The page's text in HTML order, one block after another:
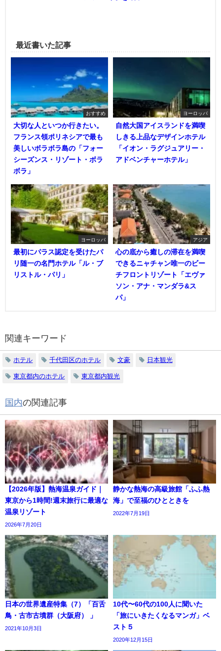
最近書いた記事
おすすめ
大切な人といつか行きたい。
フランス領ポリネシアで最も
美しいボラボラ島の「フォー
シーズンス・リゾート・ボラ
ボラ」
ヨーロッパ
自然大国アイスランドを満喫
しきる上品なデザインホテル
「イオン・ラグジュアリー・
アドベンチャーホテル」
ヨーロッパ
最初にパラス認定を受けたパ
リ随一の名門ホテル「ル・ブ
リストル・パリ」
アジア
心の底から癒しの滞在を満喫
できるニャチャン唯一のビー
チフロントリゾート「エヴァ
ソン・アナ・マンダラ&ス
パ」
関連キーワード
ホテル 千代田区のホテル 文豪 日本観光
東京都内のホテル 東京都内観光
国内の関連記事
【2026年版】熱海温泉ガイド｜
東京から1時間!週末旅行に最適な
温泉リゾート
2026年7月20日
静かな熱海の高級旅館「ふふ熱
海」で至福のひとときを
2022年7月19日
日本の世界遺産特集（7）「百舌
鳥・古市古墳群（大阪府） 」
2021年10月3日
10代〜60代の100人に聞いた
「旅にいきたくなるマンガ」ベ
スト５
2020年12月15日